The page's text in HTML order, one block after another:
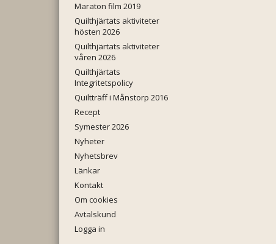
Maraton film 2019
Quilthjärtats aktiviteter
hösten 2026
Quilthjärtats aktiviteter
våren 2026
Quilthjärtats
Integritetspolicy
Quiltträff i Månstorp 2016
Recept
Symester 2026
Nyheter
Nyhetsbrev
Länkar
Kontakt
Om cookies
Avtalskund
Logga in